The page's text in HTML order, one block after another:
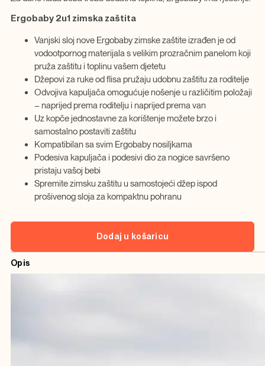
Ergobaby 2u1 zimska zaštita
Vanjski sloj nove Ergobaby zimske zaštite izrađen je od
vodootpornog materijala s velikim prozračnim panelom koji
pruža zaštitu i toplinu vašem djetetu
Džepovi za ruke od flisa pružaju udobnu zaštitu za roditelje
Odvojiva kapuljača omogućuje nošenje u različitim položaji
– naprijed prema roditelju i naprijed prema van
Uz kopče jednostavne za korištenje možete brzo i
samostalno postaviti zaštitu
Kompatibilan sa svim Ergobaby nosiljkama
Podesiva kapuljača i podesivi dio za nogice savršeno
pristaju vašoj bebi
Spremite zimsku zaštitu u samostojeći džep ispod
prošivenog sloja za kompaktnu pohranu
Dodaj u košaricu
Opis